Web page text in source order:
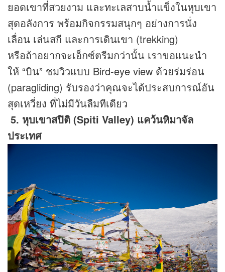
ยอดเขาที่สวยงาม และทะเลสาบน้ำแข็งในหุบเขา
สุดอลังการ พร้อมกิจกรรมสนุกๆ อย่างการนั่ง
เลื่อน เล่นสกี และการเดินเขา (trekking)
หรือถ้าอยากจะเอ็กซ์ตรีมกว่านั้น เราขอแนะนำ
ให้ “บิน” ชมวิวแบบ Bird-eye view ด้วยร่มร่อน
(paragliding) รับรองว่าคุณจะได้ประสบการณ์อัน
สุดเหวี่ยง ที่ไม่มีวันลืมทีเดียว
5. หุบเขาสปิติ (Spiti Valley) แคว้นหิมาจัล
ประเทศ